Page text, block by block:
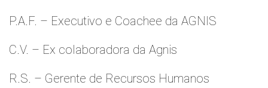
P.A.F. – Executivo e Coachee da AGNIS
C.V. – Ex colaboradora da Agnis
R.S. – Gerente de Recursos Humanos